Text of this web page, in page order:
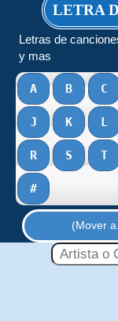
LETRA
Letras de
y mas
A B C
J K L
R S T
#